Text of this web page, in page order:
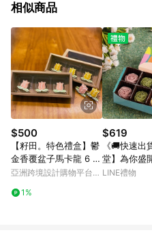
行為，不具贈點資格，部分退款不
貨後 45 天後發送。 8. 群眾募資商
運費，攤位費等不具贈點資格。 9.
顏色、價位、贈品如與 Pinkoi 商品
Pinkoi 購物商品資訊頁及購物車標
則請以點數紅包活動說明為準。
頁面後才首次下載 Pinkoi APP 並
上，首次下載 Pinkoi APP 後，需
面，方享導購資格。
相似商品
$500
【籽田。特色禮盒】鬱
金香覆盆子馬卡龍 6 入
裝
亞洲跨境設計購物平台
1%
$619
《🚚快速出
堂】為你盛
塔禮盒（6入
LINE禮物